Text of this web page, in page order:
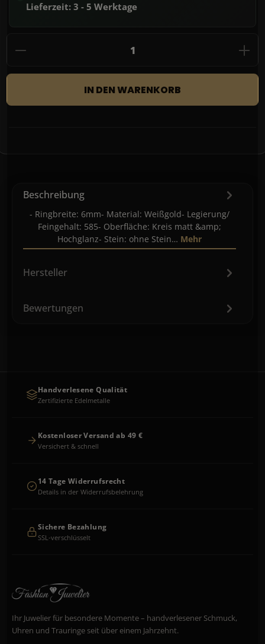
Lieferzeit: 3 - 5 Werktage
Produkt Anzahl: Gib den gewünschten
IN DEN WARENKORB
Beschreibung
- Ringbreite: 6mm- Material: Weißgold- Legierung/
Feingehalt: 585- Oberfläche: Kreis matt &amp;
Hochglanz- Stein: ohne Stein… Mehr
Hersteller
Bewertungen
Handverlesene Qualität
Zertifizierte Edelmetalle
Kostenloser Versand ab 49 €
Versichert & schnell
14 Tage Widerrufsrecht
Details in der Widerrufsbelehrung
Sichere Bezahlung
SSL-verschlüsselt
Ihr Juwelier für besondere Momente – handverlesener Schmuck,
Uhren und Trauringe seit über einem Jahrzehnt.